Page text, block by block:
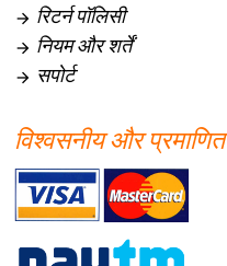
 रिटर्न पॉलिसी
 नियम और शर्तें
 सपोर्ट
विश्वसनीय और प्रमाणित